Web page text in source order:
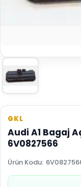
GKL
Audi A1 Bagaj
6V0827566
Ürün Kodu: